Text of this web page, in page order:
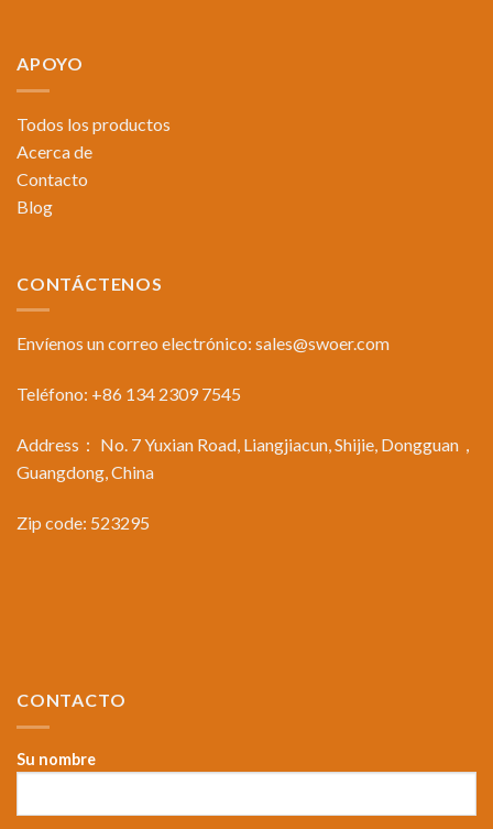
APOYO
Todos los productos
Acerca de
Contacto
Blog
CONTÁCTENOS
Envíenos un correo electrónico: sales@swoer.com
Teléfono: +86 134 2309 7545
Address： No. 7 Yuxian Road, Liangjiacun, Shijie, Dongguan，
Guangdong, China
Zip code: 523295
CONTACTO
Su nombre